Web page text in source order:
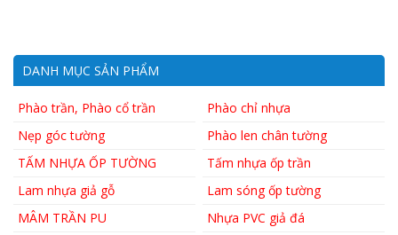
DANH MỤC SẢN PHẨM
Phào trần, Phào cổ trần
Phào chỉ nhựa
Nẹp góc tường
Phào len chân tường
TẤM NHỰA ỐP TƯỜNG
Tấm nhựa ốp trần
Lam nhựa giả gỗ
Lam sóng ốp tường
MÂM TRẦN PU
Nhựa PVC giả đá